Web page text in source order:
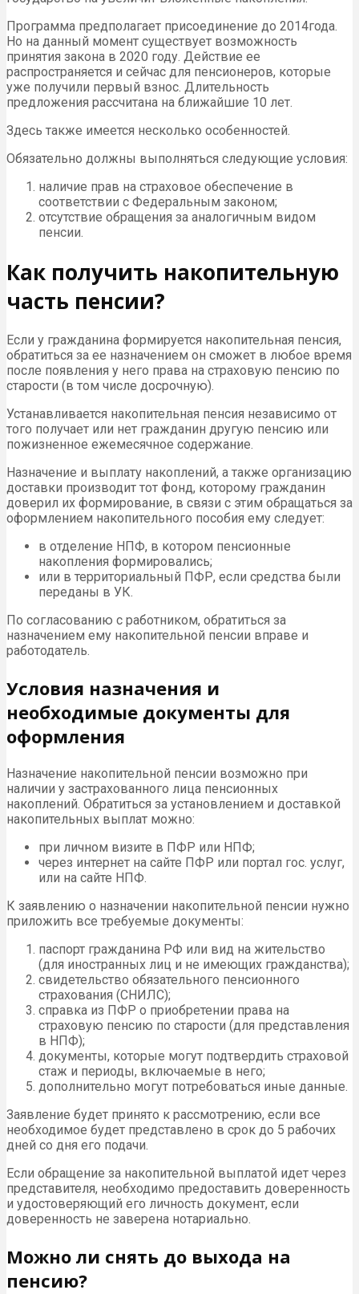
Программа предполагает присоединение до 2014года.
Но на данный момент существует возможность
принятия закона в 2020 году. Действие ее
распространяется и сейчас для пенсионеров, которые
уже получили первый взнос. Длительность
предложения рассчитана на ближайшие 10 лет.
Здесь также имеется несколько особенностей.
Обязательно должны выполняться следующие условия:
наличие прав на страховое обеспечение в
соответствии с Федеральным законом;
отсутствие обращения за аналогичным видом
пенсии.
Как получить накопительную
часть пенсии?
Если у гражданина формируется накопительная пенсия,
обратиться за ее назначением он сможет в любое время
после появления у него права на страховую пенсию по
старости (в том числе досрочную).
Устанавливается накопительная пенсия независимо от
того получает или нет гражданин другую пенсию или
пожизненное ежемесячное содержание.
Назначение и выплату накоплений, а также организацию
доставки производит тот фонд, которому гражданин
доверил их формирование, в связи с этим обращаться за
оформлением накопительного пособия ему следует:
в отделение НПФ, в котором пенсионные
накопления формировались;
или в территориальный ПФР, если средства были
переданы в УК.
По согласованию с работником, обратиться за
назначением ему накопительной пенсии вправе и
работодатель.
Условия назначения и
необходимые документы для
оформления
Назначение накопительной пенсии возможно при
наличии у застрахованного лица пенсионных
накоплений. Обратиться за установлением и доставкой
накопительных выплат можно:
при личном визите в ПФР или НПФ;
через интернет на сайте ПФР или портал гос. услуг,
или на сайте НПФ.
К заявлению о назначении накопительной пенсии нужно
приложить все требуемые документы:
паспорт гражданина РФ или вид на жительство
(для иностранных лиц и не имеющих гражданства);
свидетельство обязательного пенсионного
страхования (СНИЛС);
справка из ПФР о приобретении права на
страховую пенсию по старости (для представления
в НПФ);
документы, которые могут подтвердить страховой
стаж и периоды, включаемые в него;
дополнительно могут потребоваться иные данные.
Заявление будет принято к рассмотрению, если все
необходимое будет представлено в срок до 5 рабочих
дней со дня его подачи.
Если обращение за накопительной выплатой идет через
представителя, необходимо предоставить доверенность
и удостоверяющий его личность документ, если
доверенность не заверена нотариально.
Можно ли снять до выхода на
пенсию?